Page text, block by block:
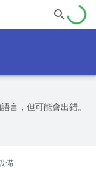
言，但可能會出錯。
備